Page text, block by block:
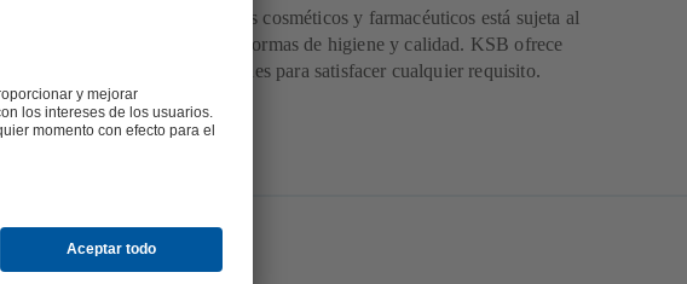
La fabricación de productos cosméticos y farmacéuticos está sujeta al
cumplimiento de estrictas normas de higiene y calidad. KSB ofrece
soluciones eficientes y fiables para satisfacer cualquier requisito.